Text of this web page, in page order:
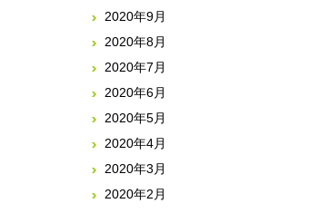
2020年9月
2020年8月
2020年7月
2020年6月
2020年5月
2020年4月
2020年3月
2020年2月